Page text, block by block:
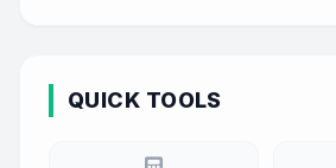
QUICK TOOLS